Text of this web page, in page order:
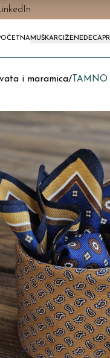
MUŠKARCI ŽENEDECA
i maramica/